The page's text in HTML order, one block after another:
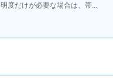
だけが必要な場合は、帯...